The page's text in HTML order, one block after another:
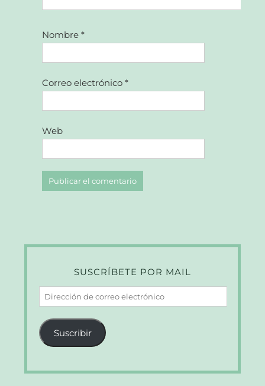
Nombre*
Correo electrónico*
Web
SUSCRÍBETE POR MAIL
Dirección
de
correo
electrónico
Suscribir